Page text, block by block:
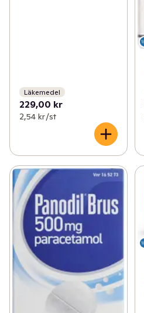
Läkemedel
229,00 kr
2,54 kr /st